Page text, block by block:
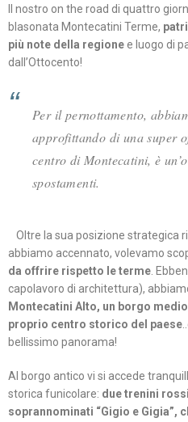
Il nostro on the road di quattro
blasonata Montecatini Terme,
più note della regionee luogo di
dall’Ottocento!⠀
Per il pernottamento,
approfittando di una super
centro di Montecatini, è
spostamenti.
⠀Oltre la sua posizione strategica
abbiamo accennato, volevamo
da offrire rispetto le terme.
capolavoro di architettura),
Montecatini Alto, un borgo
proprio centro storico del paese
bellissimo panorama!⠀
Al borgo antico vi si accede
storica funicolare: due trenini
soprannominati “Gigio e Gigia”,